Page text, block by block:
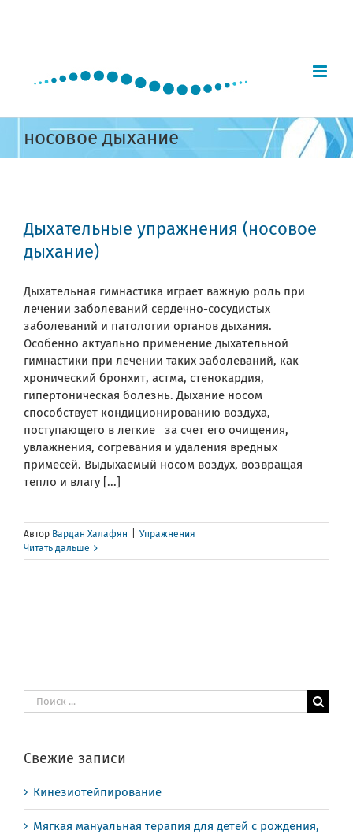
носовое дыхание
Дыхательные упражнения (носовое
дыхание)
Дыхательная гимнастика играет важную роль при
лечении заболеваний сердечно-сосудистых
заболеваний и патологии органов дыхания.
Особенно актуально применение дыхательной
гимнастики при лечении таких заболеваний, как
хронический бронхит, астма, стенокардия,
гипертоническая болезнь. Дыхание носом
способствует кондиционированию воздуха,
поступающего в легкие за счет его очищения,
увлажнения, согревания и удаления вредных
примесей. Выдыхаемый носом воздух, возвращая
тепло и влагу [...]
Автор Вардан Халафян
Упражнения
Читать дальше
Результат
поиска:
Свежие записи
Кинезиотейпирование
Мягкая мануальная терапия для детей с рождения,